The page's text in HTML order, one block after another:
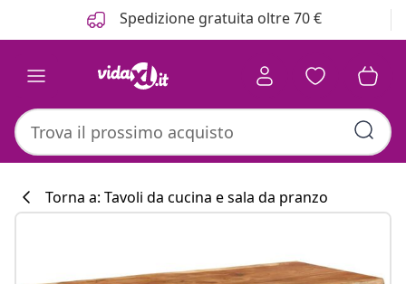
Spedizione gratuita oltre 70 €
Torna a: Tavoli da cucina e sala da pranzo